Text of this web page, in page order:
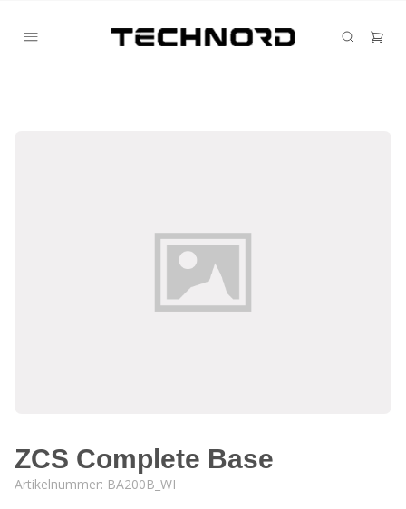
ZCS Complete Base
Artikelnummer: BA200B_WI